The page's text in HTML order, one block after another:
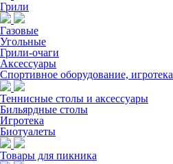
Грили
Газовые
Угольные
Грили-очаги
Аксессуары
Спортивное оборудование, игротека
Теннисные столы и аксессуары
Бильярдные столы
Игротека
Биотуалеты
Товары для пикника